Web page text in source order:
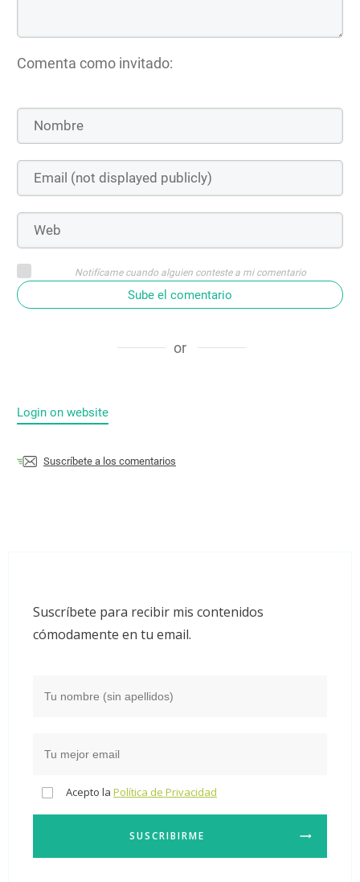
Comenta como invitado:
Notifícame cuando alguien conteste a mi comentario
Sube el comentario
or
Login on website
Suscríbete a los comentarios
Suscríbete para recibir mis contenidos
cómodamente en tu email.
Acepto la Política de Privacidad
SUSCRIBIRME